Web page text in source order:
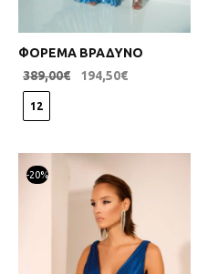
ΦΟΡΕΜΑ ΒΡΑΔΥΝΟ
389,00€ 194,50€
12
-20%